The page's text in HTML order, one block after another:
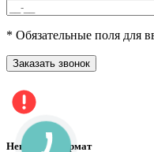
* Обязательные поля для
Неверный формат